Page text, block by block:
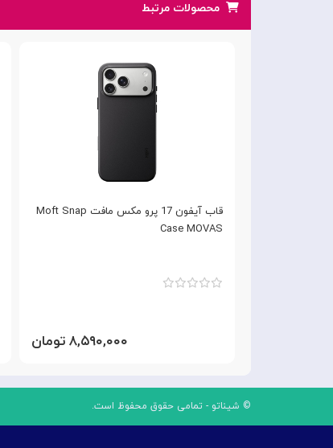
محصولات مرتبط
قاب آیفون 17 پرو مکس مافت Moft Snap
Case MOVAS
۸,۵۹۰,۰۰۰ تومان
© شیناتو - تمامی حقوق محفوظ است.